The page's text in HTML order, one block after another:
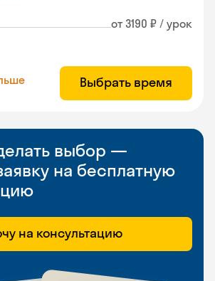
от 3190 ₽ / урок
Выбрать время
выбор —
на бесплатную
на консультацию